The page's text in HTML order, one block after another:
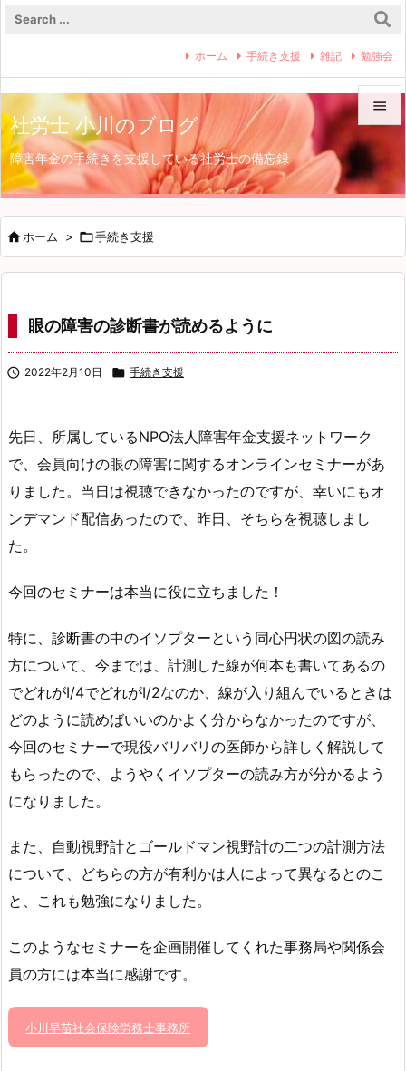
社労士 小川のブログ
障害年金の手続きを支援している社労士の備忘録


メニュ

前へ
ホーム 手続き支援 雑記 勉強会
ホーム > 手続き支援
眼の障害の診断書が読めるように
 2022年2月10日  手続き支援
先日、所属しているNPO法人障害年金支援ネットワーク
で、会員向けの眼の障害に関するオンラインセミナーがあ
りました。当日は視聴できなかったのですが、幸いにもオ
ンデマンド配信あったので、昨日、そちらを視聴しまし
た。
今回のセミナーは本当に役に立ちました！
特に、診断書の中のイソプターという同心円状の図の読み
方について、今までは、計測した線が何本も書いてあるの
でどれがⅠ/4でどれがⅠ/2なのか、線が入り組んでいるときは
どのように読めばいいのかよく分からなかったのですが、
今回のセミナーで現役バリバリの医師から詳しく解説して
もらったので、ようやくイソプターの読み方が分かるよう
になりました。
また、自動視野計とゴールドマン視野計の二つの計測方法
について、どちらの方が有利かは人によって異なるとのこ
と、これも勉強になりました。
このようなセミナーを企画開催してくれた事務局や関係会
員の方には本当に感謝です。
小川早苗社会保険労務士事務所